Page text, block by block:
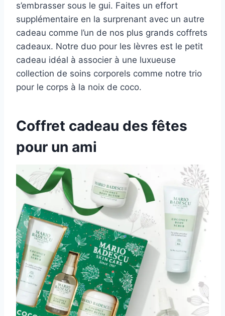
s’embrasser sous le gui. Faites un effort
supplémentaire en la surprenant avec un autre
cadeau comme l’un de nos plus grands coffrets
cadeaux. Notre duo pour les lèvres est le petit
cadeau idéal à associer à une luxueuse
collection de soins corporels comme notre trio
pour le corps à la noix de coco.
Coffret cadeau des fêtes
pour un ami